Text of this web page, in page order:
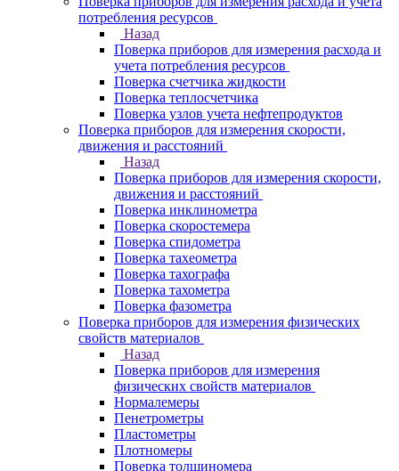
потребления ресурсов
Назад
Поверка приборов для измерения расхода и
учета потребления ресурсов
Поверка счетчика жидкости
Поверка теплосчетчика
Поверка узлов учета нефтепродуктов
Поверка приборов для измерения скорости,
движения и расстояний
Назад
Поверка приборов для измерения скорости,
движения и расстояний
Поверка инклинометра
Поверка скоростемера
Поверка спидометра
Поверка тахеометра
Поверка тахографа
Поверка тахометра
Поверка фазометра
Поверка приборов для измерения физических
свойств материалов
Назад
Поверка приборов для измерения
физических свойств материалов
Нормалемеры
Пенетрометры
Пластометры
Плотномеры
Поверка толщиномера